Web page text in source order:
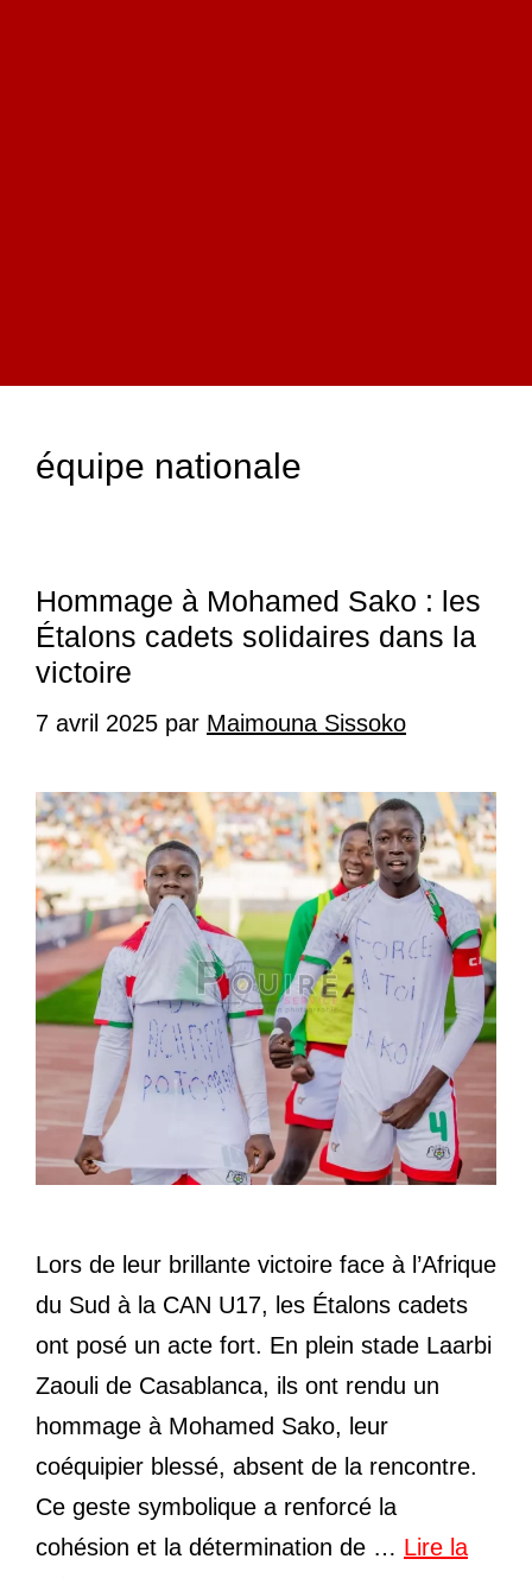
équipe nationale
Hommage à Mohamed Sako : les
Étalons cadets solidaires dans la
victoire
7 avril 2025 par Maimouna Sissoko
Lors de leur brillante victoire face à l’Afrique
du Sud à la CAN U17, les Étalons cadets
ont posé un acte fort. En plein stade Laarbi
Zaouli de Casablanca, ils ont rendu un
hommage à Mohamed Sako, leur
coéquipier blessé, absent de la rencontre.
Ce geste symbolique a renforcé la
cohésion et la détermination de … Lire la